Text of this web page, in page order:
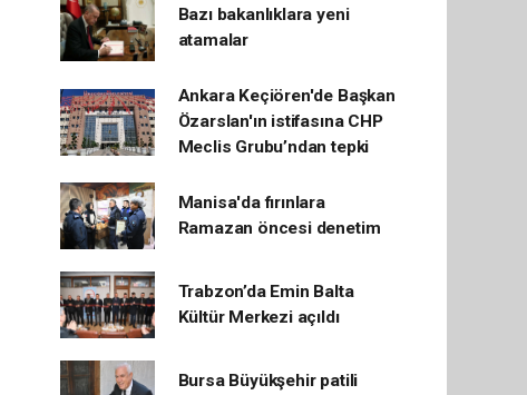
Bazı bakanlıklara yeni
atamalar
Ankara Keçiören'de Başkan
Özarslan'ın istifasına CHP
Meclis Grubu’ndan tepki
Manisa'da fırınlara
Ramazan öncesi denetim
Trabzon’da Emin Balta
Kültür Merkezi açıldı
Bursa Büyükşehir patili